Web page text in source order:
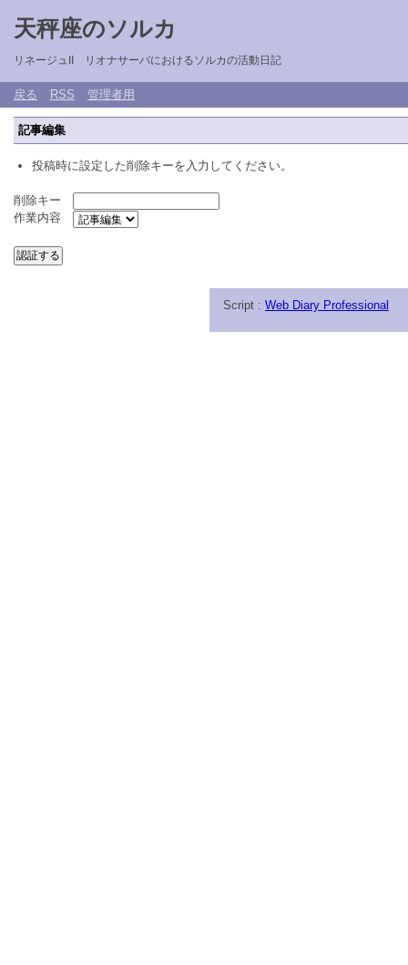
天秤座のソルカ
リネージュII リオナサーバにおけるソルカの活動日記
戻る RSS 管理者用
記事編集
投稿時に設定した削除キーを入力してください。
削除キー
作業内容
Script : Web Diary Professional